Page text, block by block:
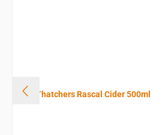
Thatchers Rascal Cider 500ml